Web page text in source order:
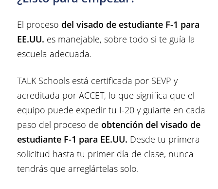
El proceso del visado de estudiante F-1 para
EE.UU. es manejable, sobre todo si te guía la
escuela adecuada.
TALK Schools está certificada por SEVP y
acreditada por ACCET, lo que significa que el
equipo puede expedir tu I-20 y guiarte en cada
paso del proceso de obtención del visado de
estudiante F-1 para EE.UU. Desde tu primera
solicitud hasta tu primer día de clase, nunca
tendrás que arreglártelas solo.